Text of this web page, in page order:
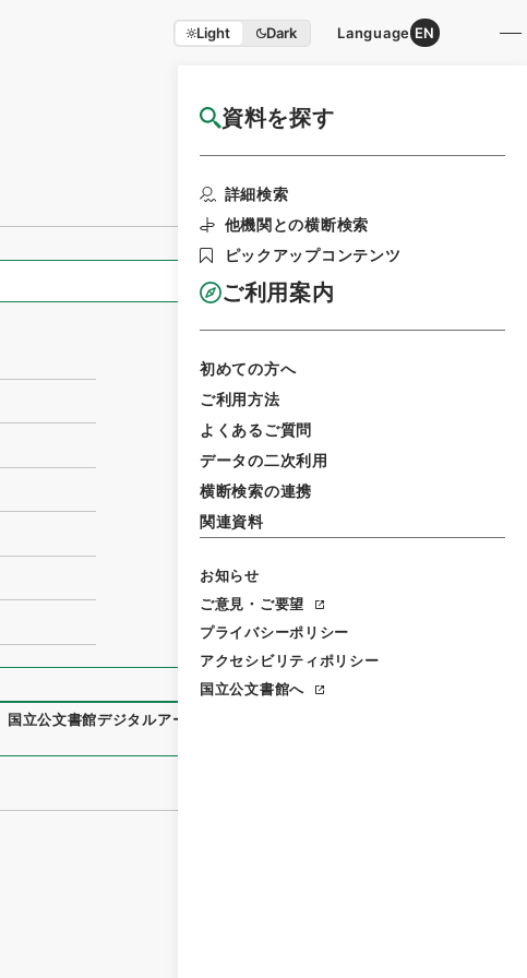
Light Dark Language EN
資料を探す
詳細検索
他機関との横断検索
ピックアップコンテンツ
ご利用案内
初めての方へ
ご利用方法
よくあるご質問
データの二次利用
横断検索の連携
関連資料
お知らせ
ご意見・ご要望
プライバシーポリシー
アクセシビリティポリシー
国立公文書館へ
国立公文書館HP利用案内
全ての情報
国立公文書館デジタルアーカイブ